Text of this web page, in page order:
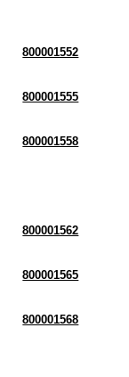
800001552
800001555
800001558
800001562
800001565
800001568